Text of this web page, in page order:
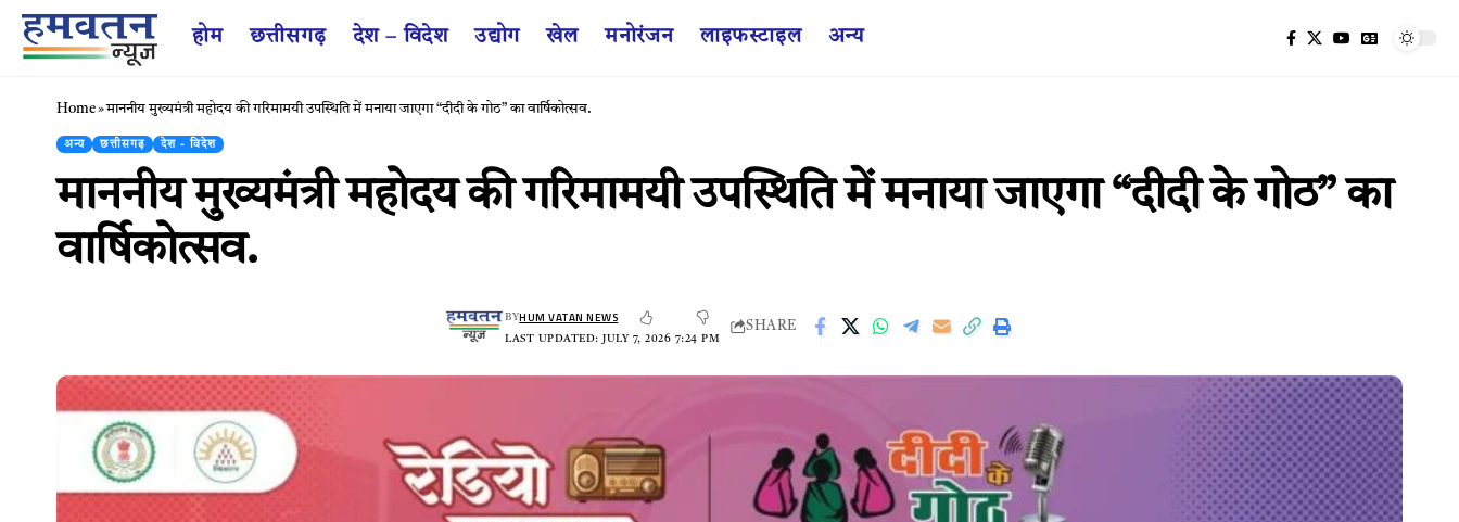
होम छत्तीसगढ़ देश – विदेश उद्योग खेल मनोरंजन लाइफस्टाइल अन्य
Home»माननीय मुख्यमंत्री महोदय की गरिमामयी उपस्थिति में मनाया जाएगा “दीदी के गोठ” का वार्षिकोत्सव.
अन्य छत्तीसगढ़ देश - विदेश
माननीय मुख्यमंत्री महोदय की गरिमामयी उपस्थिति में मनाया जाएगा “दीदी के गोठ” का
वार्षिकोत्सव.
LAST UPDATED: JULY 7, 2026 7:24 PM
BYHUM VATAN NEWS
SHARE